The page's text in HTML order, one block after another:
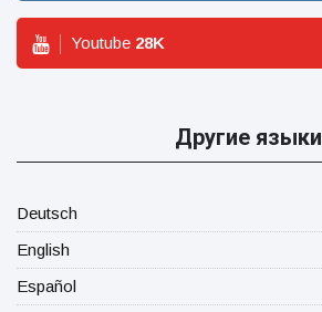
Youtube 28K
Другие языки
Deutsch
English
Español